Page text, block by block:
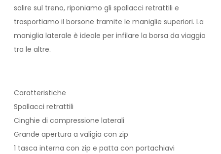
salire sul treno, riponiamo gli spallacci retrattili e
trasportiamo il borsone tramite le maniglie superiori. La
maniglia laterale è ideale per infilare la borsa da viaggio
tra le altre.
Caratteristiche
Spallacci retrattili
Cinghie di compressione laterali
Grande apertura a valigia con zip
1 tasca interna con zip e patta con portachiavi